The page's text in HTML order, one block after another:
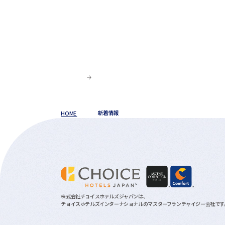
HOME 新着情報
株式会社チョイスホテルズジャパンは、
チョイスホテルズインターナショナルのマスターフランチャイジー会社で